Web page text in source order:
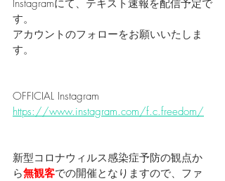
Instagramにて、テキスト速報を配信予定で
す。
アカウントのフォローをお願いいたしま
す。
OFFICIAL Instagram
https://www.instagram.com/f.c.freedom/
新型コロナウィルス感染症予防の観点か
ら無観客での開催となりますので、ファ